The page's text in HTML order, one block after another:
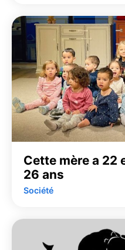
Cette mère a 22
26 ans
Société